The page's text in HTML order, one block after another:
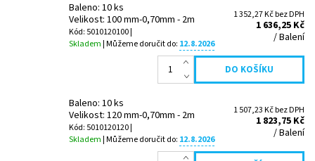
Baleno: 10 ks
Velikost: 100 mm-0,70mm - 2m
Kód: 5010120100 |
Skladem| Můžeme doručit do: 12.8.2026
1 352,27 Kč bez DPH
1 636,25 Kč
/ Balení
Baleno: 10 ks
Velikost: 120 mm-0,70mm - 2m
Kód: 5010120120 |
Skladem| Můžeme doručit do: 12.8.2026
1 507,23 Kč bez DPH
1 823,75 Kč
/ Balení